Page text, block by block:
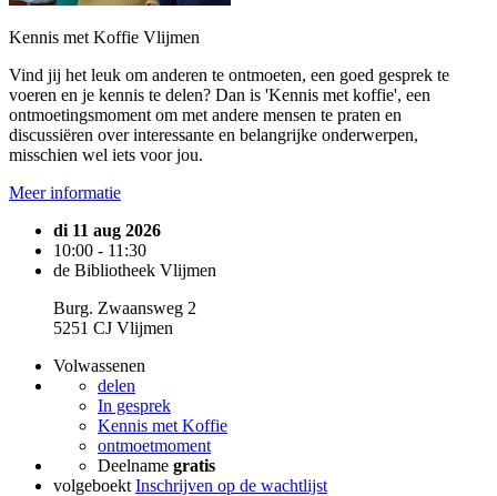
Kennis met Koffie Vlijmen
Vind jij het leuk om anderen te ontmoeten, een goed gesprek te
voeren en je kennis te delen? Dan is 'Kennis met koffie', een
ontmoetingsmoment om met andere mensen te praten en
discussiëren over interessante en belangrijke onderwerpen,
misschien wel iets voor jou.
Meer informatie
di 11 aug 2026
10:00 - 11:30
de Bibliotheek Vlijmen
Burg. Zwaansweg 2
5251 CJ Vlijmen
Volwassenen
delen
In gesprek
Kennis met Koffie
ontmoetmoment
Deelname gratis
volgeboekt Inschrijven op de wachtlijst